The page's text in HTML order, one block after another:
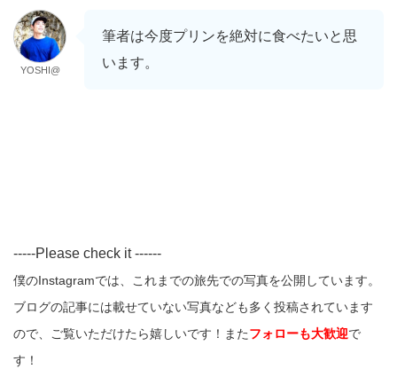
YOSHI@
筆者は今度プリンを絶対に食べたいと思
います。
-----Please check it ------
僕のInstagramでは、これまでの旅先での写真を公開しています。
ブログの記事には載せていない写真なども多く投稿されています
ので、ご覧いただけたら嬉しいです！またフォローも大歓迎で
す！